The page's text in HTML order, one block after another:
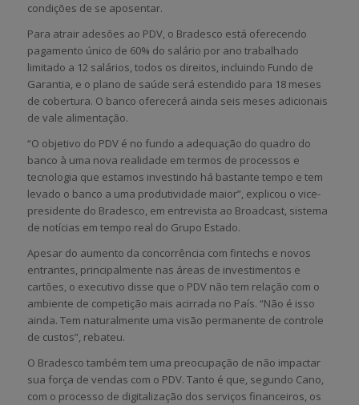
condições de se aposentar.
Para atrair adesões ao PDV, o Bradesco está oferecendo
pagamento único de 60% do salário por ano trabalhado
limitado a 12 salários, todos os direitos, incluindo Fundo de
Garantia, e o plano de saúde será estendido para 18 meses
de cobertura. O banco oferecerá ainda seis meses adicionais
de vale alimentação.
“O objetivo do PDV é no fundo a adequação do quadro do
banco à uma nova realidade em termos de processos e
tecnologia que estamos investindo há bastante tempo e tem
levado o banco a uma produtividade maior”, explicou o vice-
presidente do Bradesco, em entrevista ao Broadcast, sistema
de notícias em tempo real do Grupo Estado.
Apesar do aumento da concorrência com fintechs e novos
entrantes, principalmente nas áreas de investimentos e
cartões, o executivo disse que o PDV não tem relação com o
ambiente de competição mais acirrada no País. “Não é isso
ainda. Tem naturalmente uma visão permanente de controle
de custos”, rebateu.
O Bradesco também tem uma preocupação de não impactar
sua força de vendas com o PDV. Tanto é que, segundo Cano,
com o processo de digitalização dos serviços financeiros, os